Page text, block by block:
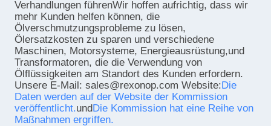
Verhandlungen führenWir hoffen aufrichtig, dass wir
mehr Kunden helfen können, die
Ölverschmutzungsprobleme zu lösen,
Ölersatzkosten zu sparen und verschiedene
Maschinen, Motorsysteme, Energieausrüstung,und
Transformatoren, die die Verwendung von
Ölflüssigkeiten am Standort des Kunden erfordern.
Unsere E-Mail: sales@rexonop.com Website:Die
Daten werden auf der Website der Kommission
veröffentlicht.undDie Kommission hat eine Reihe von
Maßnahmen ergriffen.